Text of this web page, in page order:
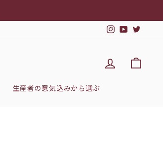
Instagram
YouTube
DEL'IMMO
生産者の意気込みから選ぶ